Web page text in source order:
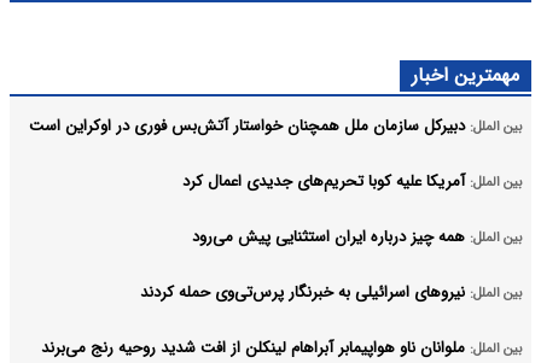
مهمترین اخبار
بین الملل: دبیرکل سازمان ملل همچنان خواستار آتش‌بس فوری در اوکراین است
بین الملل: آمریکا علیه کوبا تحریم‌های جدیدی اعمال کرد
بین الملل: همه چیز درباره ایران استثنایی پیش می‌رود
بین الملل: نیروهای اسرائیلی به خبرنگار پرس‌تی‌وی حمله کردند
بین الملل: ملوانان ناو هواپیمابر آبراهام لینکلن از افت شدید روحیه رنج می‌برند